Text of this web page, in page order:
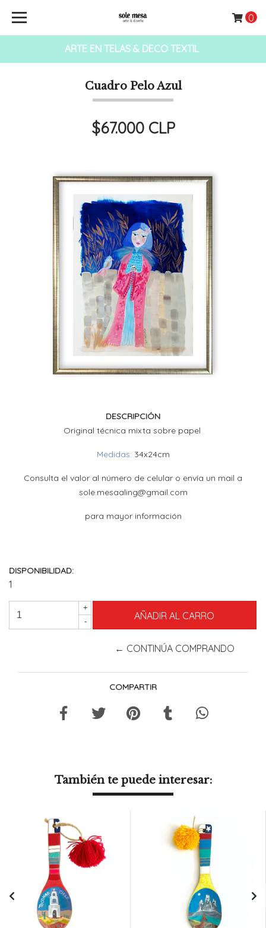
ARTE EN TELAS & DECO TEXTIL
0
Cuadro Pelo Azul
$67.000 CLP
DESCRIPCIÓN
Original técnica mixta sobre papel
Medidas: 34x24cm
Consulta el valor al número de celular o envía un mail a
sole.mesaaling@gmail.com
para mayor información
DISPONIBILIDAD:
1
+
-
← CONTINÚA COMPRANDO
COMPARTIR
También te puede interesar: